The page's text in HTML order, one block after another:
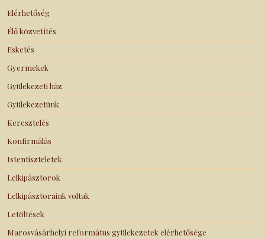
Elérhetőség
Élő közvetítés
Esketés
Gyermekek
Gyülekezeti ház
Gyülekezetünk
Keresztelés
Konfirmálás
Istentiszteletek
Lelkipásztorok
Lelkipásztoraink voltak
Letöltések
Marosvásárhelyi református gyülekezetek elérhetősége